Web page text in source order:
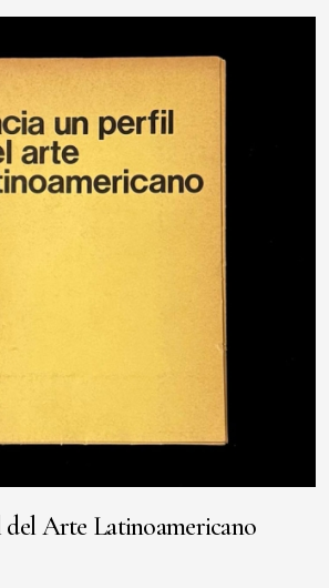
Arte Latinoamericano